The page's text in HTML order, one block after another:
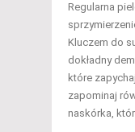
Regularna
Kluczem do
dokładny
które
zapominaj
naskórka,